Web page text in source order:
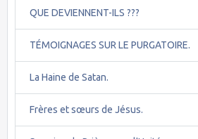
QUE DEVIENNENT-ILS ???
TÉMOIGNAGES SUR LE PURGATOIRE.
La Haine de Satan.
Frères et sœurs de Jésus.